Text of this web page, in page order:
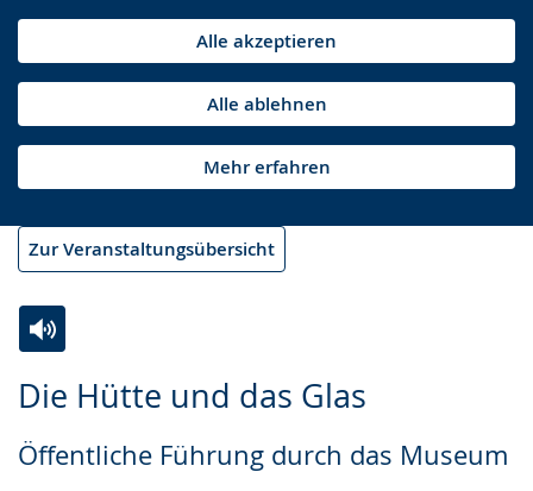
Alle akzeptieren
Alle ablehnen
Mehr erfahren
Zur Veranstaltungsübersicht
Die Hütte und das Glas
Öffentliche Führung durch das Museum
Leichten
Sprache
wechseln.
Audio-
Unterstützung.
Video
in
Deutscher